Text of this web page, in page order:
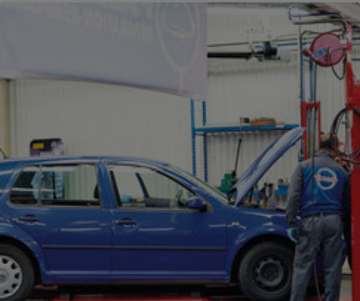
Cafetière à expressos
Robot ménager